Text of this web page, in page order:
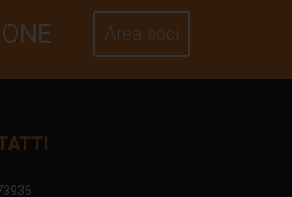
Area soci